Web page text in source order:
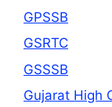
GPSSB
GSRTC
GSSSB
Gujarat High